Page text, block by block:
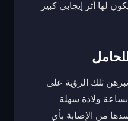
لها أثر إيجابي كبير
تلك الرؤية على
ولادة سهلة
من الإصابة بأي